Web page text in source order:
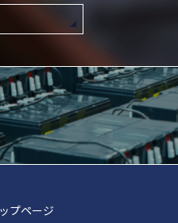
プページ